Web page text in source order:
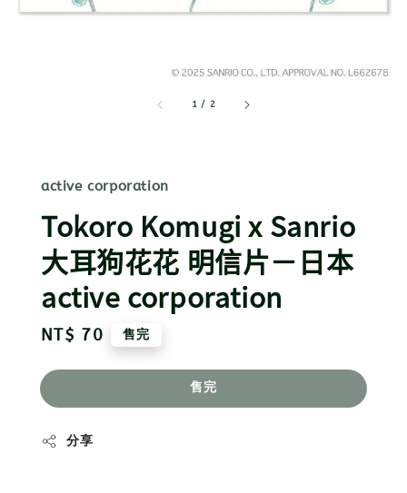
1 / 2
active corporation
Tokoro Komugi x Sanrio
大耳狗花花 明信片－日本
active corporation
Regular
NT$ 70 售完
售完
分享